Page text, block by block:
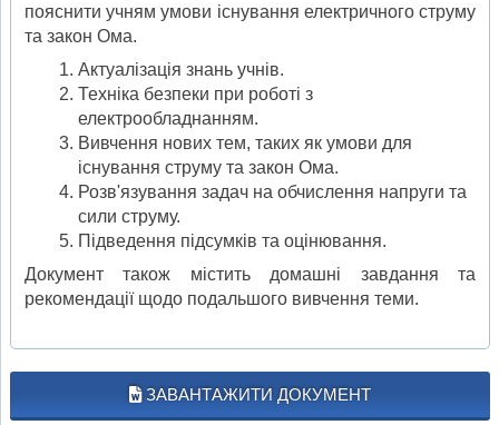
пояснити учням умови існування електричного струму
та закон Ома.
Актуалізація знань учнів.
Техніка безпеки при роботі з
електрообладнанням.
Вивчення нових тем, таких як умови для
існування струму та закон Ома.
Розв'язування задач на обчислення напруги та
сили струму.
Підведення підсумків та оцінювання.
Документ також містить домашні завдання та
рекомендації щодо подальшого вивчення теми.
ЗАВАНТАЖИТИ ДОКУМЕНТ